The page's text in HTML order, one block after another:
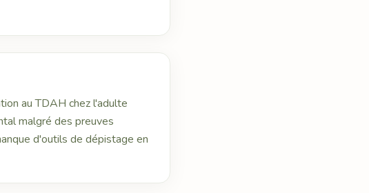
au TDAH chez l'adulte
malgré des preuves
d'outils de dépistage en